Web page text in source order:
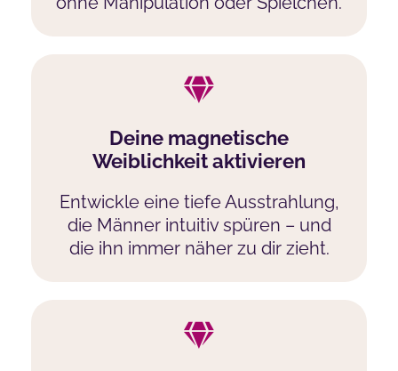
Deine magnetische
Weiblichkeit aktivieren
Entwickle eine tiefe Ausstrahlung,
die Männer intuitiv spüren – und
die ihn immer näher zu dir zieht.